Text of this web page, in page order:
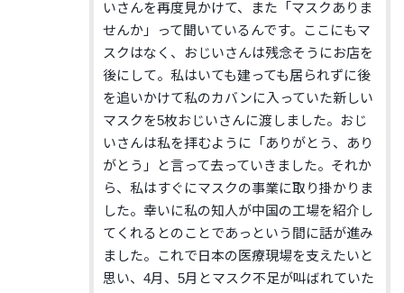
いさんを再度見かけて、また「マスクありま
せんか」って聞いているんです。ここにもマ
スクはなく、おじいさんは残念そうにお店を
後にして。私はいても建っても居られずに後
を追いかけて私のカバンに入っていた新しい
マスクを5枚おじいさんに渡しました。おじ
いさんは私を拝むように「ありがとう、あり
がとう」と言って去っていきました。それか
ら、私はすぐにマスクの事業に取り掛かりま
した。幸いに私の知人が中国の工場を紹介し
てくれるとのことであっという間に話が進み
ました。これで日本の医療現場を支えたいと
思い、4月、5月とマスク不足が叫ばれていた